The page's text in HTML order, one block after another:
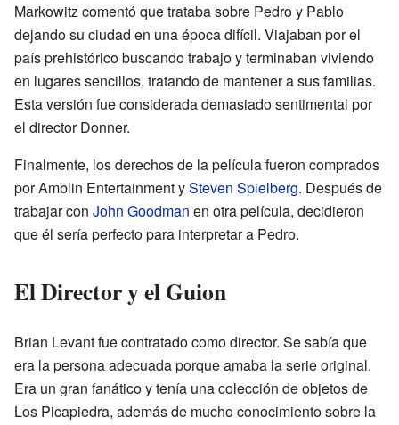
Markowitz comentó que trataba sobre Pedro y Pablo
dejando su ciudad en una época difícil. Viajaban por el
país prehistórico buscando trabajo y terminaban viviendo
en lugares sencillos, tratando de mantener a sus familias.
Esta versión fue considerada demasiado sentimental por
el director Donner.
Finalmente, los derechos de la película fueron comprados
por Amblin Entertainment ySteven Spielberg. Después de
trabajar con John Goodman en otra película, decidieron
que él sería perfecto para interpretar a Pedro.
El Director y el Guion
Brian Levant fue contratado como director. Se sabía que
era la persona adecuada porque amaba la serie original.
Era un gran fanático y tenía una colección de objetos de
Los Picapiedra, además de mucho conocimiento sobre la